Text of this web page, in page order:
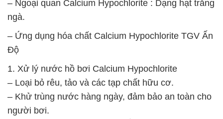
– Ngoại quan Calcium Hypochlorite : Dạng hạt trắng
ngà.
– Ứng dụng hóa chất Calcium Hypochlorite TGV Ấn
Độ
1. Xử lý nước hồ bơi Calcium Hypochlorite
– Loại bỏ rêu, tảo và các tạp chất hữu cơ.
– Khử trùng nước hàng ngày, đảm bảo an toàn cho
người bơi.